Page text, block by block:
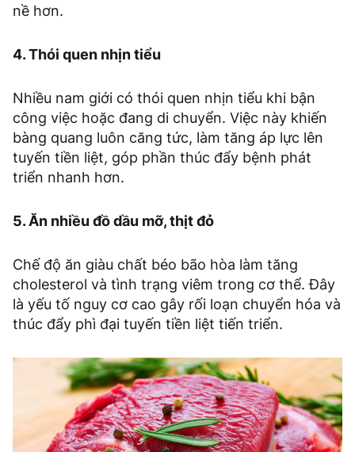
nề hơn.
4. Thói quen nhịn tiểu
Nhiều nam giới có thói quen nhịn tiểu khi bận
công việc hoặc đang di chuyển. Việc này khiến
bàng quang luôn căng tức, làm tăng áp lực lên
tuyến tiền liệt, góp phần thúc đẩy bệnh phát
triển nhanh hơn.
5. Ăn nhiều đồ dầu mỡ, thịt đỏ
Chế độ ăn giàu chất béo bão hòa làm tăng
cholesterol và tình trạng viêm trong cơ thể. Đây
là yếu tố nguy cơ cao gây rối loạn chuyển hóa và
thúc đẩy phì đại tuyến tiền liệt tiến triển.